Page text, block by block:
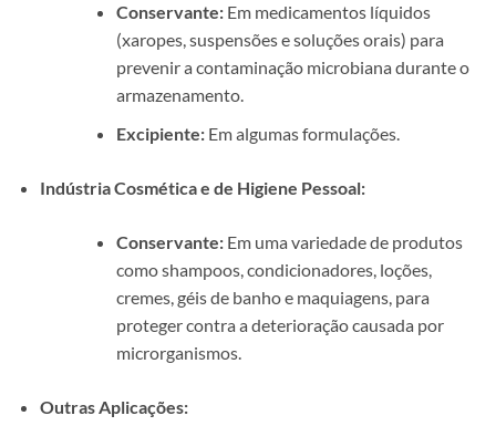
Conservante:Em medicamentos líquidos
(xaropes, suspensões e soluções orais) para
prevenir a contaminação microbiana durante o
armazenamento.
Excipiente:Em algumas formulações.
Indústria Cosmética e de Higiene Pessoal:
Conservante:Em uma variedade de produtos
como shampoos, condicionadores, loções,
cremes, géis de banho e maquiagens, para
proteger contra a deterioração causada por
microrganismos.
Outras Aplicações: